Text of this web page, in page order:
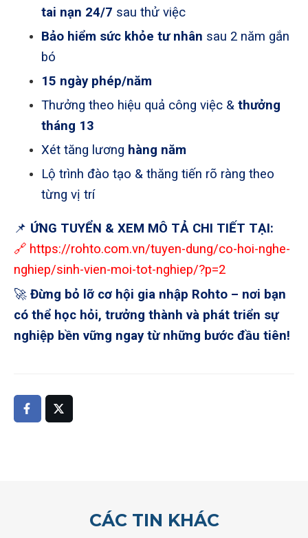
tai nạn 24/7 sau thử việc
Bảo hiểm sức khỏe tư nhân sau 2 năm gắn
bó
15 ngày phép/năm
Thưởng theo hiệu quả công việc & thưởng
tháng 13
Xét tăng lương hàng năm
Lộ trình đào tạo & thăng tiến rõ ràng theo
từng vị trí
📌 ỨNG TUYỂN & XEM MÔ TẢ CHI TIẾT TẠI:
🔗 https://rohto.com.vn/tuyen-dung/co-hoi-nghe-
nghiep/sinh-vien-moi-tot-nghiep/?p=2
🚀 Đừng bỏ lỡ cơ hội gia nhập Rohto – nơi bạn
có thể học hỏi, trưởng thành và phát triển sự
nghiệp bền vững ngay từ những bước đầu tiên!
CÁC TIN KHÁC